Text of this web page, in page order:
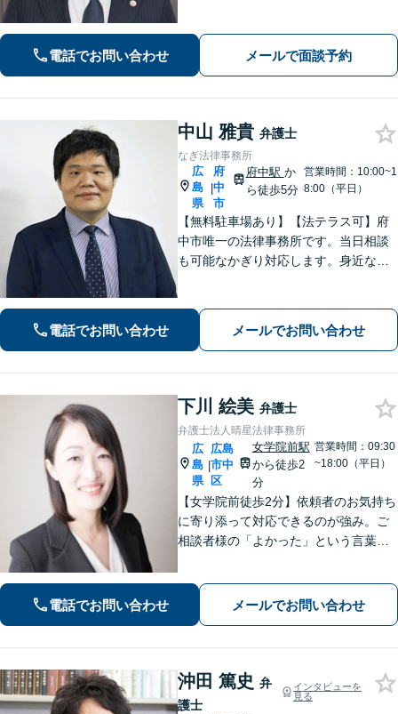
験を活かした的確な対応で、企業の発
展と経営をサポート。顧問契約もお任
電話でお問い合わせ メールで面談予約
中山 雅貴 弁護士
なぎ法律事務所
広
島
県
|
府
中
市
府中駅 か
ら徒歩5分
営業時間：10:00~1
8:00（平日）
【無料駐車場あり】【法テラス可】府
中市唯一の法律事務所です。当日相談
も可能なかぎり対応します。身近な相
とがありましたら、まずはお気軽にご
相談ください。【出張相談に対応】
電話でお問い合わせ メールでお問い合わせ
下川 絵美 弁護士
弁護士法人晴星法律事務所
広
島
県
|
広島
市中
区
女学院前駅
から徒歩2
分
営業時間：09:30
~18:00（平日）
【女学院前徒歩2分】依頼者のお気持ち
に寄り添って対応できるのが強み。ご
相談者様の「よかった」という言葉の
償金を増額、ご相談ください。【会社
での勤務経験あり】
電話でお問い合わせ メールでお問い合わせ
沖田 篤史 弁
護士
インタビューを
見る